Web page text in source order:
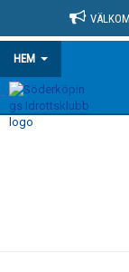
HEM
HEM